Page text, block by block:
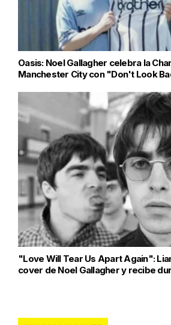
Oasis: Noel Gallagher celebra la
Manchester City con "Don't Look
"Love Will Tear Us Apart Again":
cover de Noel Gallagher y recibe